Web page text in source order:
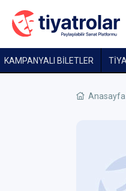
KAMPANYALI BİLETLER
Anasayfa